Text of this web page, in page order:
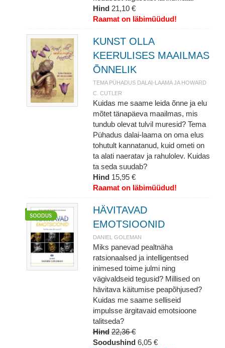
Hind 21,10 €
Raamat on läbimüüdud!
KUNST OLLA
KEERULISES MAAILMAS
ÕNNELIK
TEMA PÜHADUS DALAI-LAAMA JA HOWARD
C. CUTLER
Kuidas me saame leida õnne ja elu
mõtet tänapäeva maailmas, mis
tundub olevat tulvil muresid? Tema
Pühadus dalai-laama on oma elus
tohutult kannatanud, kuid ometi on
ta alati naeratav ja rahulolev. Kuidas
ta seda suudab?
Hind 15,95 €
Raamat on läbimüüdud!
HÄVITAVAD
EMOTSIOONID
DANIEL GOLEMAN
Miks panevad pealtnäha
ratsionaalsed ja intelligentsed
inimesed toime julmi ning
vägivaldseid tegusid? Millised on
hävitava käitumise peapõhjused?
Kuidas me saame selliseid
impulsse ärgitavaid emotsioone
talitseda?
Hind 22,36 €
Soodushind 6,05 €